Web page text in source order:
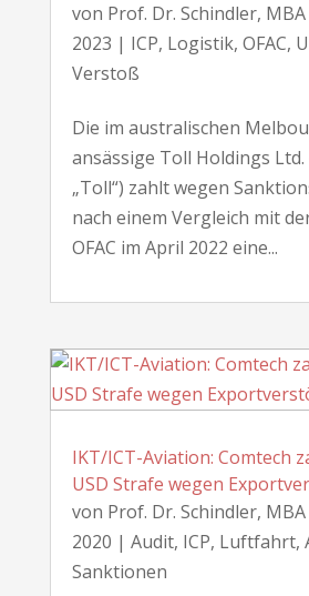
von Prof. Dr. Schindler, MBA
2023 | ICP, Logistik, OFAC,
Verstoß
Die im australischen
ansässige Toll Holdings
„Toll“) zahlt wegen
nach einem Vergleich mit
OFAC im April 2022 eine...
IKT/ICT-Aviation: Comtech
USD Strafe wegen
von Prof. Dr. Schindler, MBA
2020 | Audit, ICP, Luftfahrt,
Sanktionen